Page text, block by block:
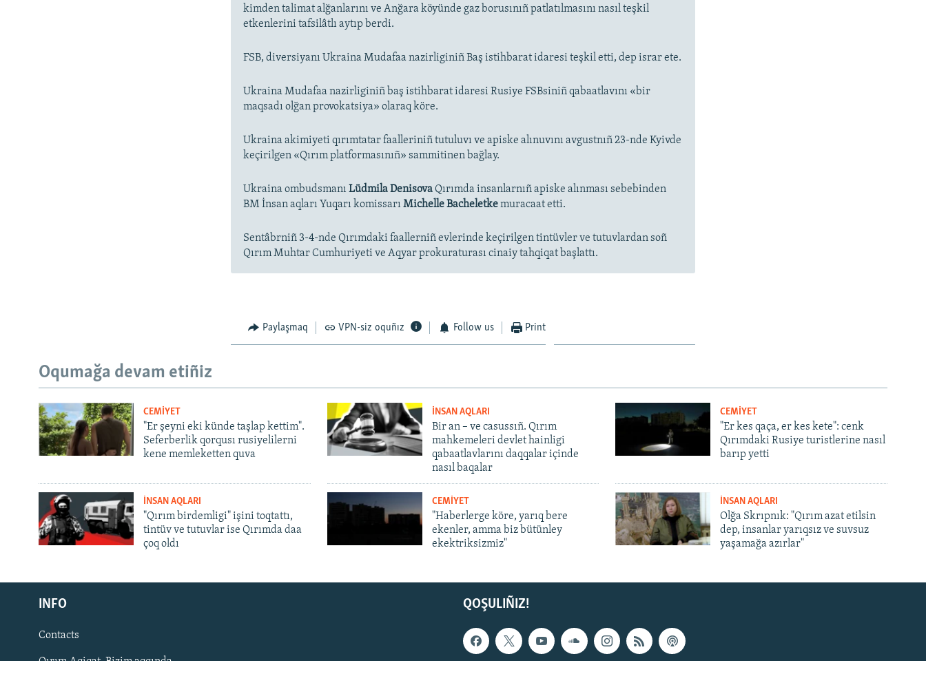
Українською
QOŞULIÑIZ!
RFE/RS bütün saytları
kimden talimat alğanlarını ve Anğara köyünde gaz borusınıñ patlatılmasını nasıl teşkil
etkenlerini tafsilâtlı aytıp berdi.
FSB, diversiyanı Ukraina Mudafaa nazirliginiñ Baş istihbarat idaresi teşkil etti, dep israr ete.
Ukraina Mudafaa nazirliginiñ baş istihbarat idaresi Rusiye FSBsiniñ qabaatlavını «bir
maqsadı olğan provokatsiya» olaraq köre.
Ukraina akimiyeti qırımtatar faalleriniñ tutuluvı ve apiske alınuvını avgustnıñ 23-nde Kyivde
keçirilgen «Qırım platformasınıñ» sammitinen bağlay.
Ukraina ombudsmanıLüdmila DenisovaQırımda insanlarnıñ apiske alınması sebebinden
BM İnsan aqları Yuqarı komissarıMichelle Bacheletkemuracaat etti.
Sentâbrniñ 3-4-nde Qırımdaki faallerniñ evlerinde keçirilgen tintüvler ve tutuvlardan soñ
Qırım Muhtar Cumhuriyeti ve Aqyar prokuraturası cinaiy tahqiqat başlattı.
Paylaşmaq VPN-siz oquñız Follow us Print
Oqumağa devam etiñiz
CEMİYET
"Er şeyni eki künde taşlap kettim".
Seferberlik qorqusı rusiyelilerni
kene memleketten quva
İNSAN AQLARI
Bir an – ve casussıñ. Qırım
mahkemeleri devlet hainligi
qabaatlavlarını daqqalar içinde
nasıl baqalar
CEMİYET
"Er kes qaça, er kes kete": cenk
Qırımdaki Rusiye turistlerine nasıl
barıp yetti
İNSAN AQLARI
"Qırım birdemligi" işini toqtattı,
tintüv ve tutuvlar ise Qırımda daa
çoq oldı
CEMİYET
"Haberlerge köre, yarıq bere
ekenler, amma biz bütünley
ekektriksizmiz"
İNSAN AQLARI
Olğa Skrıpnık: "Qırım azat etilsin
dep, insanlar yarıqsız ve suvsuz
yaşamağa azırlar"
QOŞULIÑIZ!
INFO
Contacts
Qırım.Aqiqat. Bizim aqqında